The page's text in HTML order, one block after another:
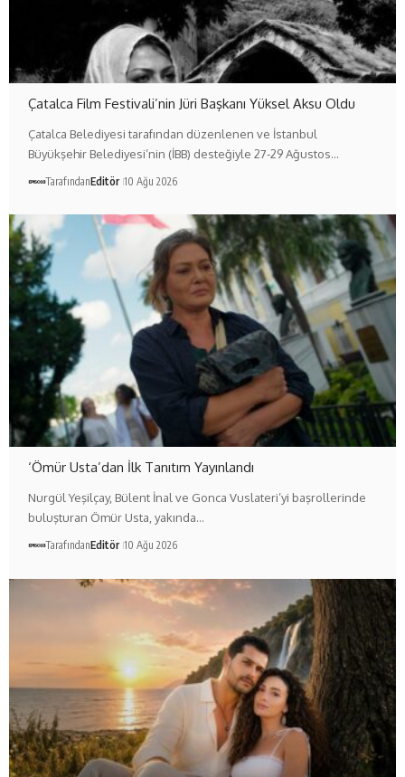
Çatalca Film Festivali’nin Jüri Başkanı Yüksel Aksu Oldu
Çatalca Belediyesi tarafından düzenlenen ve İstanbul
Büyükşehir Belediyesi’nin (İBB) desteğiyle 27-29 Ağustos…
TarafındanEditör 10 Ağu 2026
‘Ömür Usta’dan İlk Tanıtım Yayınlandı
Nurgül Yeşilçay, Bülent İnal ve Gonca Vuslateri’yi başrollerinde
buluşturan Ömür Usta, yakında…
TarafındanEditör 10 Ağu 2026